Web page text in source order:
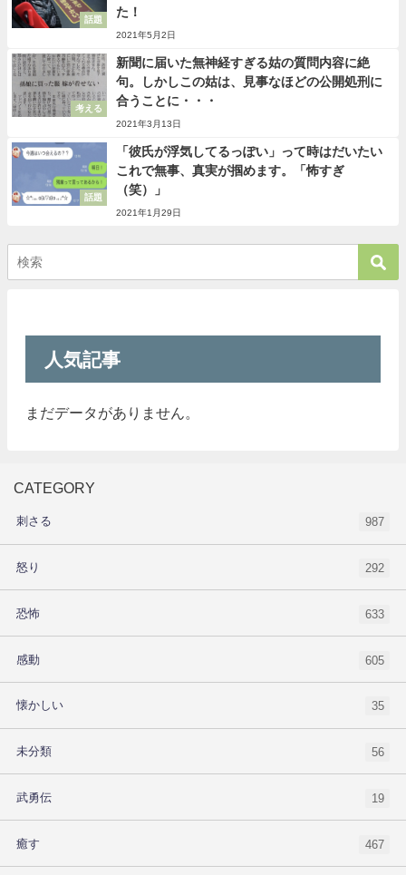
話題
た！
2021年5月2日
考える
新聞に届いた無神経すぎる姑の質問内容に絶
句。しかしこの姑は、見事なほどの公開処刑に
合うことに・・・
2021年3月13日
話題
「彼氏が浮気してるっぽい」って時はだいたい
これで無事、真実が掴めます。「怖すぎ
（笑）」
2021年1月29日
人気記事
まだデータがありません。
CATEGORY
刺さる 987
怒り 292
恐怖 633
感動 605
懐かしい 35
未分類 56
武勇伝 19
癒す 467